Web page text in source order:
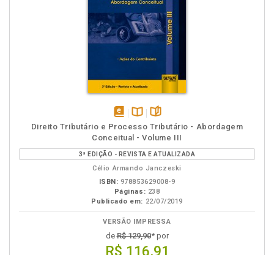
disponível
em
eBook
Disponível
na
B.V.
páginas
Direito Tributário e Processo Tributário - Abordagem
Conceitual - Volume III
3ª EDIÇÃO - REVISTA E ATUALIZADA
Célio Armando Janczeski
ISBN: 978853629008-9
Páginas: 238
Publicado em: 22/07/2019
VERSÃO IMPRESSA
deR$ 129,90* por
R$ 116,91